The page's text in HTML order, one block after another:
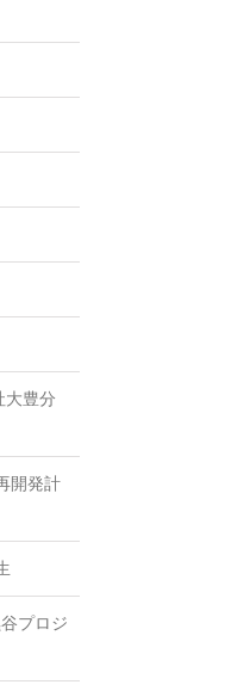
大豊分
開発計
プロジ